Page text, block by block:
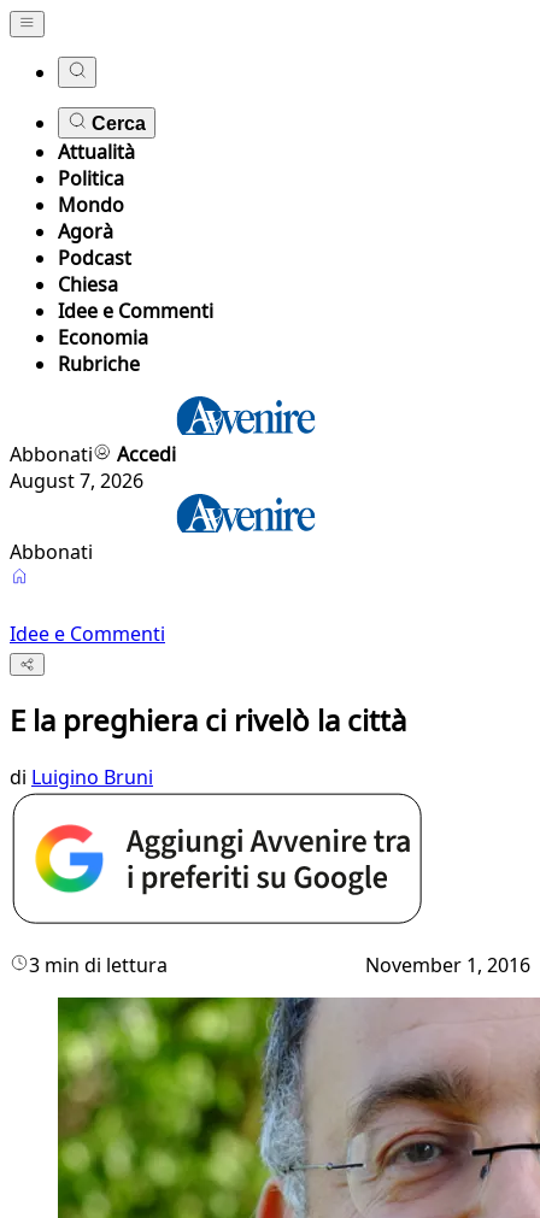
Cerca
Attualità
Politica
Mondo
Agorà
Podcast
Chiesa
Idee e Commenti
Economia
Rubriche
Abbonati
Accedi
August 7, 2026
Abbonati
Idee e Commenti
E la preghiera ci rivelò la città
di Luigino Bruni
3 min di lettura November 1, 2016